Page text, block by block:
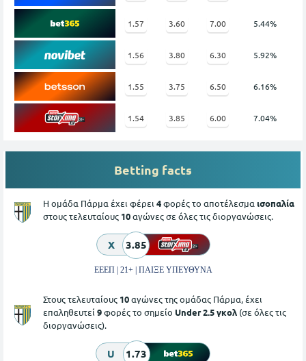
1.57 3.60 7.00 5.44%
1.56 3.80 6.30 5.92%
1.55 3.75 6.50 6.16%
1.54 3.85 6.00 7.04%
Betting facts
Η ομάδα Πάρμα έχει φέρει 4φορές το αποτέλεσμα ισοπαλία
στους τελευταίους 10αγώνες σε όλες τις διοργανώσεις.
X 3.85
ΕΕΕΠ | 21+ | ΠΑΙΞΕ ΥΠΕΥΘΥΝΑ
Στους τελευταίους 10αγώνες της ομάδας Πάρμα, έχει
επαληθευτεί 9φορές το σημείο Under 2.5 γκολ (σε όλες τις
διοργανώσεις).
U 1.73